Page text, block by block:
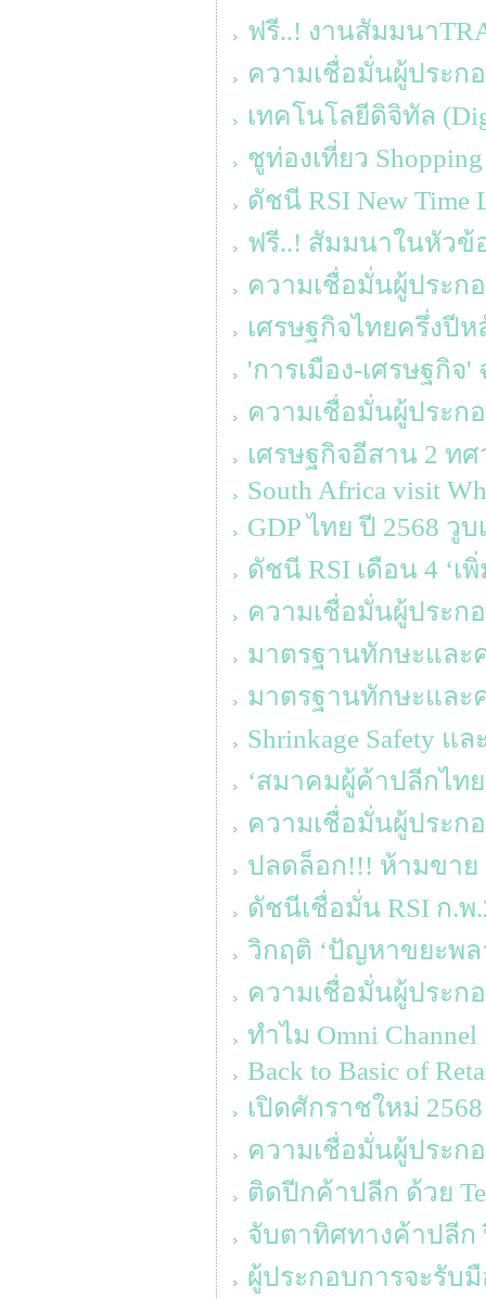
ฟรี..! งานสัมมนา
ความเชื่อมั่นผู้ประก
เทคโนโลยีดิจิทัล
ชูท่องเที่ยว
ดัชนี RSI New
ฟรี..! สัมมนาในหัวข้อ
ความเชื่อมั่นผู้ประก
เศรษฐกิจไทยครึ่งปี
'การเมือง-เศรษฐกิ
ความเชื่อมั่นผู้ประก
เศรษฐกิจอีสาน 2 ท
South Africa visit
GDP ไทย ปี 2568 วู
ดัชนี RSI เดือน 4 ‘เ
ความเชื่อมั่นผู้ประก
มาตรฐานทักษะและ
มาตรฐานทักษะและ
Shrinkage Safety แ
‘สมาคมผู้ค้าปลีกไท
ความเชื่อมั่นผู้ประก
ปลดล็อก!!! ห้ามขาย
ดัชนีเชื่อมั่น RSI ก.พ
วิกฤติ ‘ปัญหาขยะพล
ความเชื่อมั่นผู้ประก
ทำไม Omni
Back to Basic of
เปิดศักราชใหม่
ความเชื่อมั่นผู้ประก
ติดปีกค้าปลีก ด้วย
จับตาทิศทางค้าปลีก
ผู้ประกอบการจะรับ